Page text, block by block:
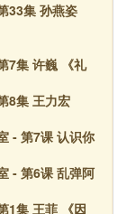
33集 孙燕姿
7集 许巍 《礼
8集 王力宏
- 第7课 认识你
- 第6课 乱弹阿
1集 王菲 《因